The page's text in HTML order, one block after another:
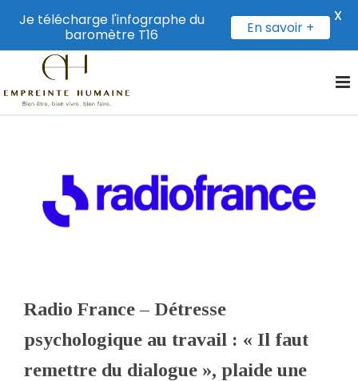
Radio France – Détresse
psychologique au travail : « Il faut
remettre du dialogue », plaide une
Je télécharge l'infographe du
baromètre T16
En savoir +
X